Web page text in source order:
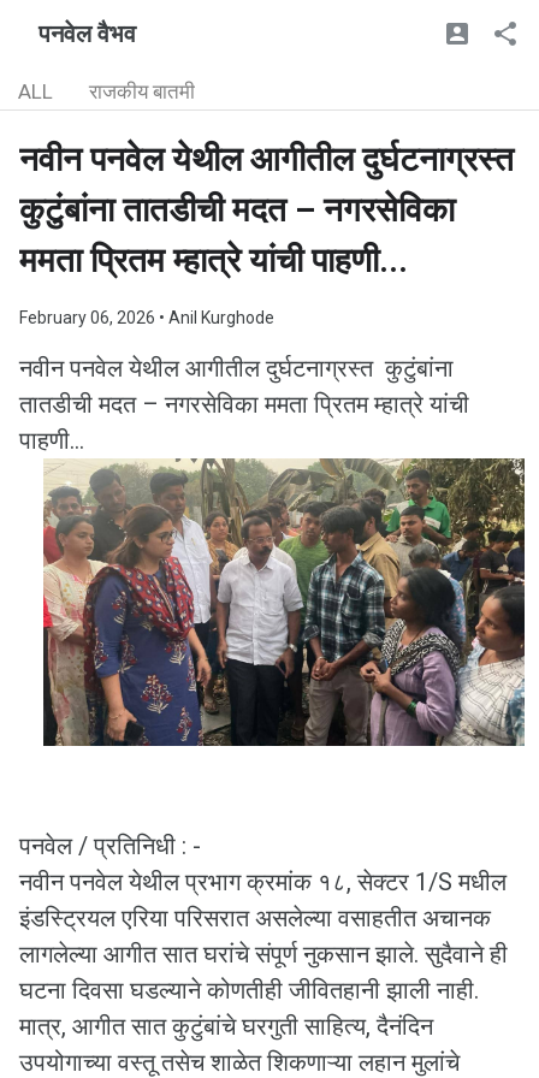
पनवेल वैभव
ALL राजकीय बातमी
नवीन पनवेल येथील आगीतील दुर्घटनाग्रस्त
कुटुंबांना तातडीची मदत – नगरसेविका
ममता प्रितम म्हात्रे यांची पाहणी...
February 06, 2026 • Anil Kurghode
नवीन पनवेल येथील आगीतील दुर्घटनाग्रस्त कुटुंबांना
तातडीची मदत – नगरसेविका ममता प्रितम म्हात्रे यांची
पाहणी...
पनवेल / प्रतिनिधी : -
नवीन पनवेल येथील प्रभाग क्रमांक १८, सेक्टर 1/S मधील
इंडस्ट्रियल एरिया परिसरात असलेल्या वसाहतीत अचानक
लागलेल्या आगीत सात घरांचे संपूर्ण नुकसान झाले. सुदैवाने ही
घटना दिवसा घडल्याने कोणतीही जीवितहानी झाली नाही.
मात्र, आगीत सात कुटुंबांचे घरगुती साहित्य, दैनंदिन
उपयोगाच्या वस्तू तसेच शाळेत शिकणाऱ्या लहान मुलांचे